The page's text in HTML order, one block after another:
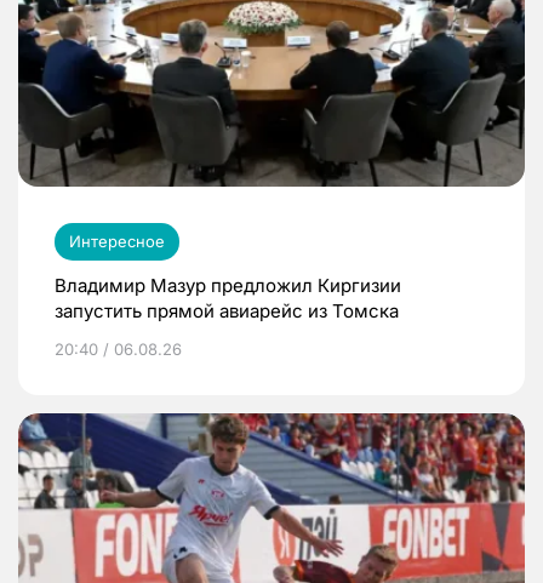
Интересное
Владимир Мазур предложил Киргизии
запустить прямой авиарейс из Томска
20:40 / 06.08.26